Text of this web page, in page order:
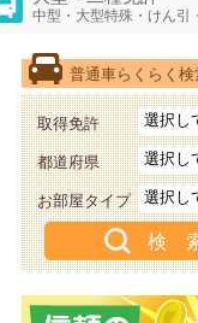
中型・大型特殊・けん引
普通車らくらく検
取得免許
都道府県
お部屋タイプ